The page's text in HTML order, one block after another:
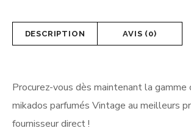
DESCRIPTION AVIS (0)
Procurez-vous dès maintenant la
mikados parfumés Vintage au meilleurs
fournisseur direct !